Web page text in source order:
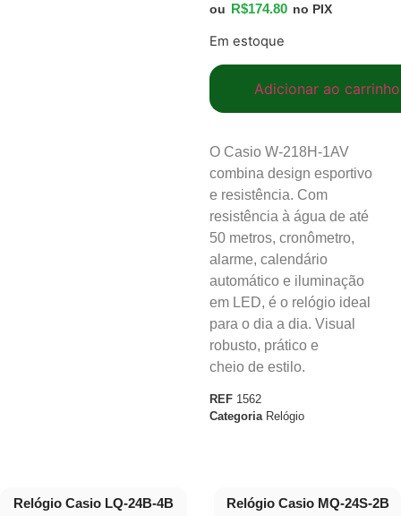
ou R$174.80 no PIX
Em estoque
Adicionar ao carrinho
O Casio W-218H-1AV
combina design esportivo
e resistência. Com
resistência à água de até
50 metros, cronômetro,
alarme, calendário
automático e iluminação
em LED, é o relógio ideal
para o dia a dia. Visual
robusto, prático e
cheio de estilo.
REF 1562
Categoria Relógio
Relógio Casio LQ-24B-4B
Relógio Casio MQ-24S-2B